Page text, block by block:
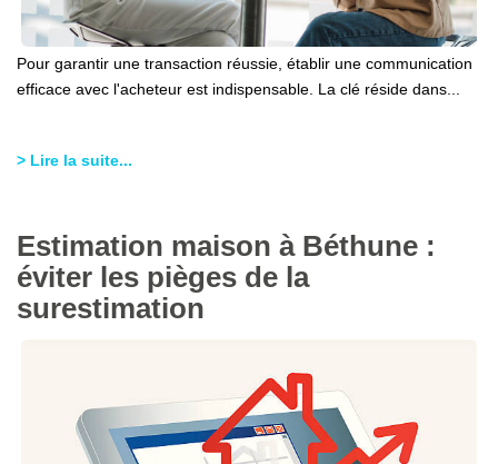
Pour garantir une transaction réussie, établir une communication
efficace avec l'acheteur est indispensable. La clé réside dans...
> Lire la suite...
Estimation maison à Béthune :
éviter les pièges de la
surestimation